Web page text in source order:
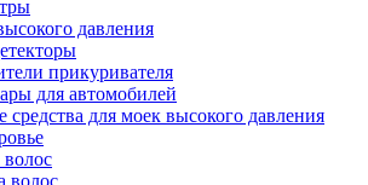
давления
прикуривателя
для автомобилей
для моек высокого давления
волос
волос